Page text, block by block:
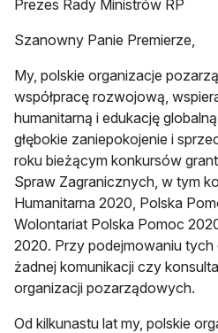
Prezes Rady Ministrów RP
Szanowny Panie Premierze,
My, polskie organizacje
współpracę rozwojową,
humanitarną i edukację
głębokie zaniepokojenie i
roku bieżącym konkursów
Spraw Zagranicznych, w tym
Humanitarna 2020, Polska
Wolontariat Polska Pomoc
2020. Przy podejmowaniu tych
żadnej komunikacji czy
organizacji pozarządowych.
Od kilkunastu lat my, polskie